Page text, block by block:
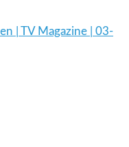
| TV Magazine | 03-